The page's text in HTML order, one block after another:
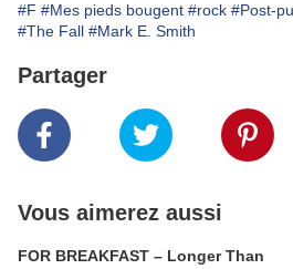
#F #Mes pieds bougent #rock #Post-
#The Fall #Mark E. Smith
Partager
Vous aimerez aussi
FOR BREAKFAST – Longer Than